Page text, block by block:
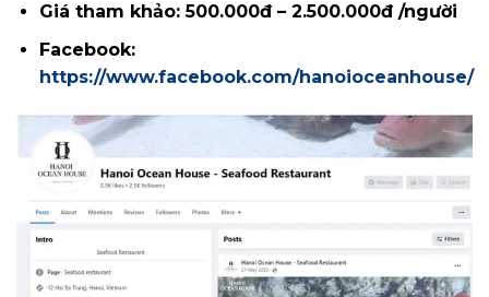
Giá tham khảo: 500.000đ – 2.500.000đ /người
Facebook:
https://www.facebook.com/hanoioceanhouse/